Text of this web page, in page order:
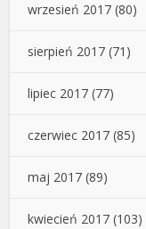
wrzesień 2017 (80)
sierpień 2017 (71)
lipiec 2017 (77)
czerwiec 2017 (85)
maj 2017 (89)
kwiecień 2017 (103)